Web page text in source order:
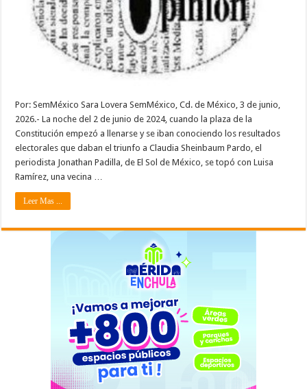
Por: SemMéxico Sara Lovera SemMéxico, Cd. de México, 3 de junio,
2026.- La noche del 2 de junio de 2024, cuando la plaza de la
Constitución empezó a llenarse y se iban conociendo los resultados
electorales que daban el triunfo a Claudia Sheinbaum Pardo, el
periodista Jonathan Padilla, de El Sol de México, se topó con Luisa
Ramírez, una vecina …
Leer Mas ...